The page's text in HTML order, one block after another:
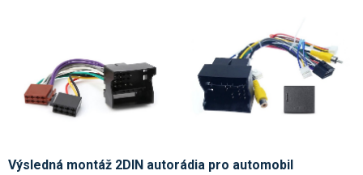
Výsledná montáž 2DIN autorádia pro automobil